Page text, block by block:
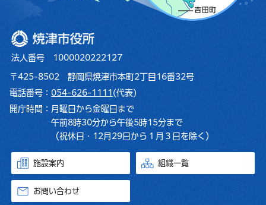
焼津市役所
法人番号 1000020222127
〒425-8502 静岡県焼津市本町2丁目16番32号
電話番号： 054-626-1111 (代表)
開庁時間： 月曜日から金曜日まで
午前8時30分から午後5時15分まで
（祝休日・12月29日から１月３日を除く）
施設案内 組織一覧
お問い合わせ